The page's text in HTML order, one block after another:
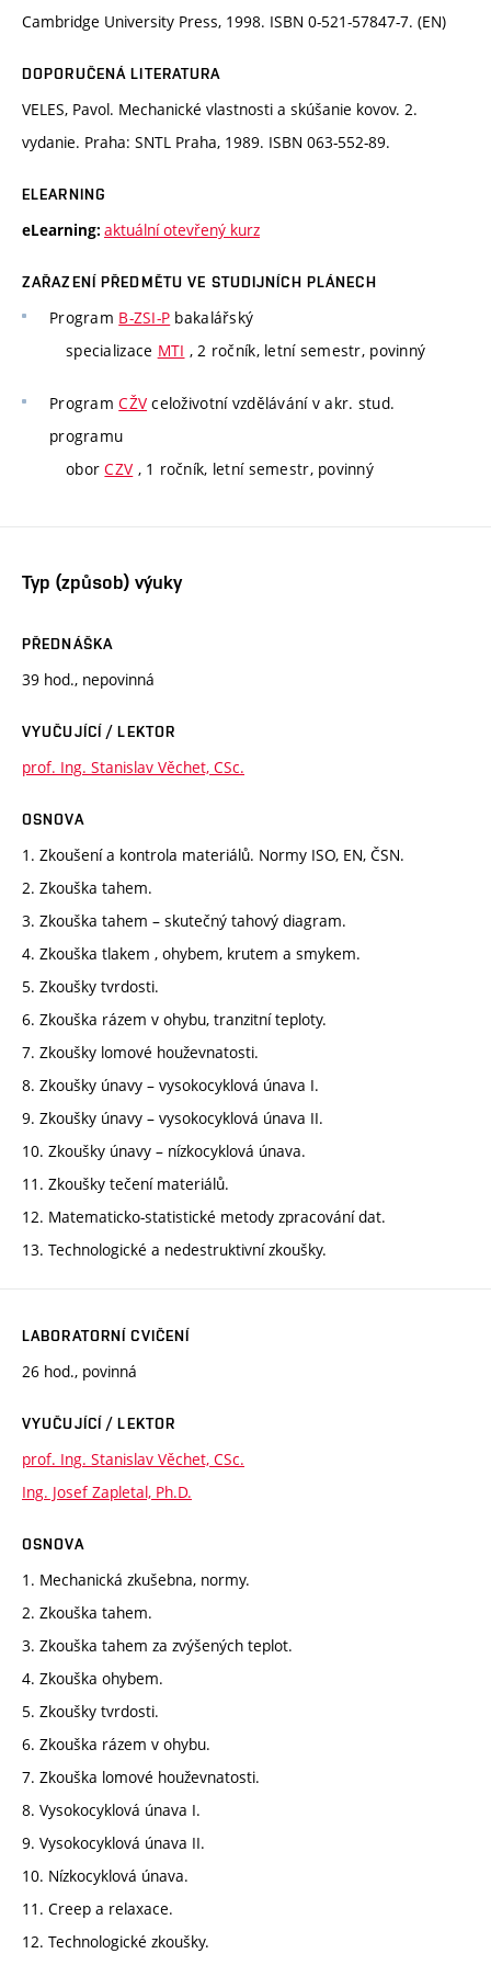
Cambridge University Press, 1998. ISBN 0-521-57847-7. (EN)
DOPORUČENÁ LITERATURA
VELES, Pavol. Mechanické vlastnosti a skúšanie kovov. 2.
vydanie. Praha: SNTL Praha, 1989. ISBN 063-552-89.
ELEARNING
eLearning: aktuální otevřený kurz
ZAŘAZENÍ PŘEDMĚTU VE STUDIJNÍCH PLÁNECH
Program B-ZSI-P bakalářský
specializace MTI , 2 ročník, letní semestr, povinný
ProgramCŽV celoživotní vzdělávání v akr. stud.
programu
oborCZV , 1 ročník, letní semestr, povinný
Typ (způsob) výuky
PŘEDNÁŠKA
39 hod., nepovinná
VYUČUJÍCÍ / LEKTOR
prof. Ing. Stanislav Věchet, CSc.
OSNOVA
1. Zkoušení a kontrola materiálů. Normy ISO, EN, ČSN.
2. Zkouška tahem.
3. Zkouška tahem – skutečný tahový diagram.
4. Zkouška tlakem , ohybem, krutem a smykem.
5. Zkoušky tvrdosti.
6. Zkouška rázem v ohybu, tranzitní teploty.
7. Zkoušky lomové houževnatosti.
8. Zkoušky únavy – vysokocyklová únava I.
9. Zkoušky únavy – vysokocyklová únava II.
10. Zkoušky únavy – nízkocyklová únava.
11. Zkoušky tečení materiálů.
12. Matematicko-statistické metody zpracování dat.
13. Technologické a nedestruktivní zkoušky.
LABORATORNÍ CVIČENÍ
26 hod., povinná
VYUČUJÍCÍ / LEKTOR
prof. Ing. Stanislav Věchet, CSc.
Ing. Josef Zapletal, Ph.D.
OSNOVA
1. Mechanická zkušebna, normy.
2. Zkouška tahem.
3. Zkouška tahem za zvýšených teplot.
4. Zkouška ohybem.
5. Zkoušky tvrdosti.
6. Zkouška rázem v ohybu.
7. Zkouška lomové houževnatosti.
8. Vysokocyklová únava I.
9. Vysokocyklová únava II.
10. Nízkocyklová únava.
11. Creep a relaxace.
12. Technologické zkoušky.